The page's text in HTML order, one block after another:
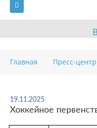
ГЛАВНАЯ
ВИДЫ СПОРТА
Главная Пресс-центр
19.11.2025
Хоккейное